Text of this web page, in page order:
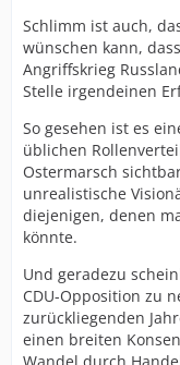
Schlimm ist auch,
wünschen kann,
Angriffskrieg
Stelle irgendeinen
So gesehen ist es
üblichen
Ostermarsch
unrealistische
diejenigen, denen
könnte.
Und geradezu
CDU-Opposition zu
zurückliegenden
einen breiten